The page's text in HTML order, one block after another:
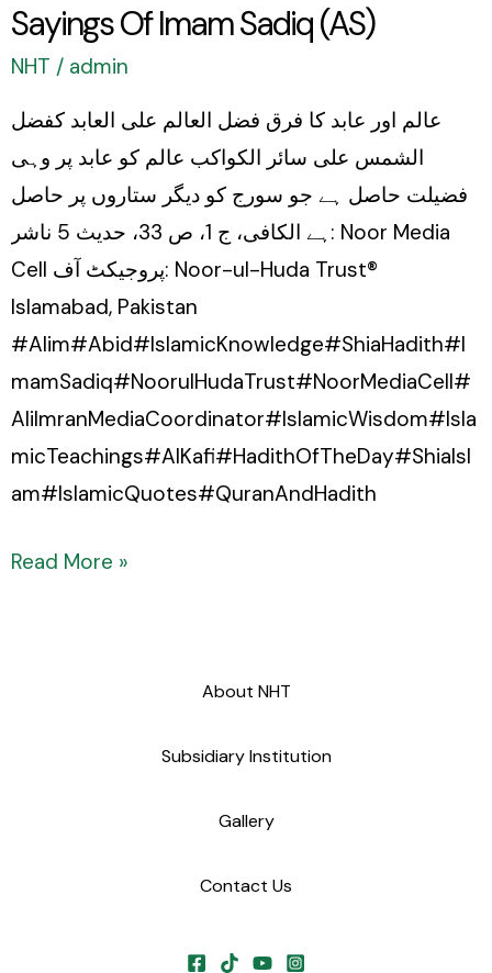
Sayings Of Imam Sadiq (AS)
NHT / admin
عالم اور عابد کا فرق فضل العالم علی العابد کفضل
الشمس علی سائر الکواکب عالم کو عابد پر وہی
فضیلت حاصل ہے جو سورج کو دیگر ستاروں پر حاصل
ہے الکافی، ج 1، ص 33، حدیث 5 ناشر: Noor Media
Cell پروجیکٹ آف: Noor-ul-Huda Trust®
Islamabad, Pakistan
#Alim#Abid#IslamicKnowledge#ShiaHadith#I
mamSadiq#NoorulHudaTrust#NoorMediaCell#
AliImranMediaCoordinator#IslamicWisdom#Isla
micTeachings#AlKafi#HadithOfTheDay#ShiaIsl
am#IslamicQuotes#QuranAndHadith
Read More »
About NHT
Subsidiary Institution
Gallery
Contact Us